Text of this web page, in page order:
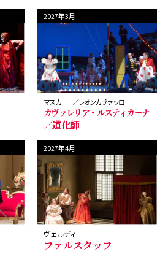
2027年3月
マスカーニ／レオンカヴァッロ
カヴァレリア・ルスティカーナ
／道化師
2027年4月
ヴェルディ
ファルスタッフ